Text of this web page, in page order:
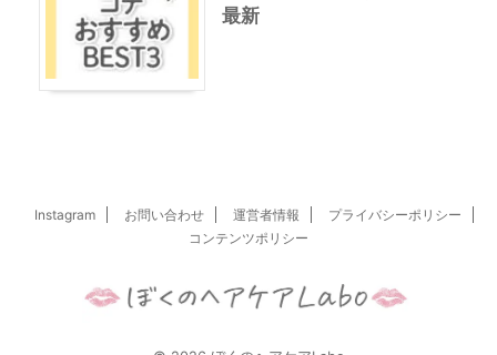
最新
Instagram お問い合わせ 運営者情報
プライバシーポリシー
コンテンツポリシー